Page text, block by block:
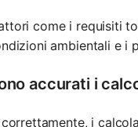
come i requisiti
ambientali e i
accurati i
i